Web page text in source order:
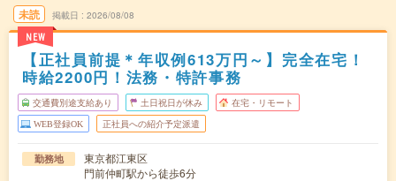
未読
NEW
掲載日 2026/08/08
【正社員前提＊年収例613万円～】完全在宅！
時給2200円！法務・特許事務
交通費別途支給あり 土日祝日が休み 在宅・リモート
WEB登録OK 正社員への紹介予定派遣
勤務地
東京都江東区
門前仲町駅から徒歩6分